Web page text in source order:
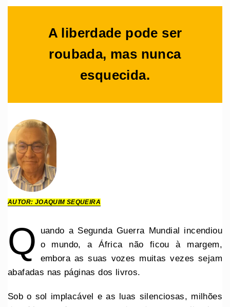
A liberdade pode ser
roubada, mas nunca
esquecida.
AUTOR: JOAQUIM SEQUEIRA
Q
uando a Segunda Guerra Mundial incendiou
o mundo, a África não ficou à margem,
embora as suas vozes muitas vezes sejam
abafadas nas páginas dos livros.
Sob o sol implacável e as luas silenciosas, milhões